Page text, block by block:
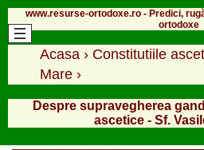
www.resurse-ortodoxe.ro - Predici,
ortodoxe
Acasa › Constitutiile
Mare ›
Despre supravegherea
ascetice - Sf.